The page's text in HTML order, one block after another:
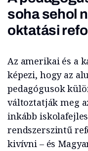
soha sehol
oktatási
Az amerikai és a
képezi, hogy az
pedagógusok
változtatják meg
inkább
rendszerszintű
kivívni – és